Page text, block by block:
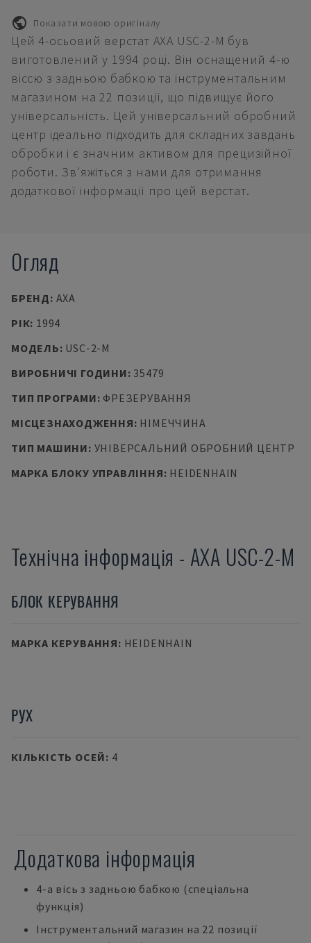
Показати мовою оригіналу
Цей 4-осьовий верстат AXA USC-2-M був
виготовлений у 1994 році. Він оснащений 4-ю
віссю з задньою бабкою та інструментальним
магазином на 22 позиції, що підвищує його
універсальність. Цей універсальний обробний
центр ідеально підходить для складних завдань
обробки і є значним активом для прецизійної
роботи. Зв'яжіться з нами для отримання
додаткової інформації про цей верстат.
Огляд
БРЕНД: AXA
РІК: 1994
МОДЕЛЬ: USC-2-M
ВИРОБНИЧІ ГОДИНИ: 35479
ТИП ПРОГРАМИ: ФРЕЗЕРУВАННЯ
МІСЦЕЗНАХОДЖЕННЯ: НІМЕЧЧИНА
ТИП МАШИНИ: УНІВЕРСАЛЬНИЙ ОБРОБНИЙ ЦЕНТР
МАРКА БЛОКУ УПРАВЛІННЯ: HEIDENHAIN
Технічна інформація - AXA USC-2-M
БЛОК КЕРУВАННЯ
МАРКА КЕРУВАННЯ: HEIDENHAIN
РУХ
КІЛЬКІСТЬ ОСЕЙ: 4
Додаткова інформація
4-а вісь з задньою бабкою (спеціальна
функція)
Інструментальний магазин на 22 позиції